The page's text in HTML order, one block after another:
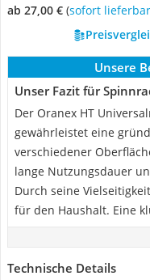
ab 27,00 € ( Sofort lieferbar
Unsere
Unser Fazit für
Der Oranex HT
gewährleistet eine
verschiedener
lange Nutzungsdauer
Durch seine
für den Haushalt. Eine
Technische Details